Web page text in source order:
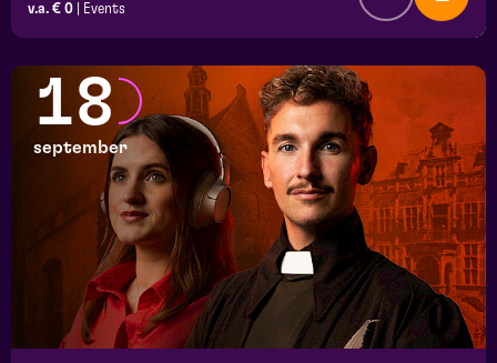
v.a. € 0
Events
18
september